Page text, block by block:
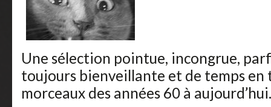
Une sélection pointue, incongrue,
toujours bienveillante et de temps en
morceaux des années 60 à aujourd’hui.